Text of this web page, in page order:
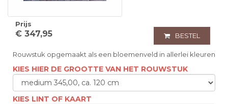
Prijs
€ 347,95 BESTEL
Rouwstuk opgemaakt als een bloemenveld in allerlei kleuren
KIES HIER DE GROOTTE VAN HET ROUWSTUK
KIES LINT OF KAART